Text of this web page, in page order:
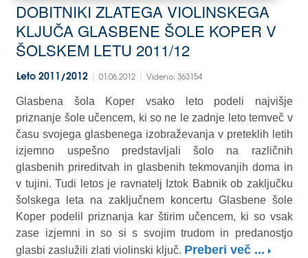
DOBITNIKI ZLATEGA VIOLINSKEGA
KLJUČA GLASBENE ŠOLE KOPER V
ŠOLSKEM LETU 2011/12
Leto 2011/2012 | 01.06.2012 | Videno: 363154
Glasbena šola Koper vsako leto podeli najvišje
priznanje šole učencem, ki so ne le zadnje leto temveč v
času svojega glasbenega izobraževanja v preteklih letih
izjemno uspešno predstavljali šolo na različnih
glasbenih prireditvah in glasbenih tekmovanjih doma in
v tujini. Tudi letos je ravnatelj Iztok Babnik ob zaključku
šolskega leta na zaključnem koncertu Glasbene šole
Koper podelil priznanja kar štirim učencem, ki so vsak
zase izjemni in so si s svojim trudom in predanostjo
glasbi zaslužili zlati violinski ključ. Preberi več ...